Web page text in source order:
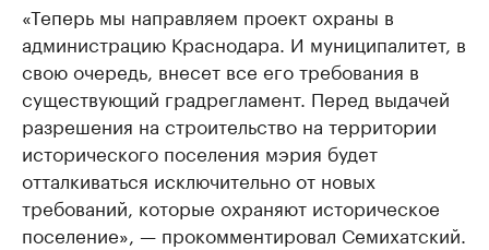
«Теперь мы направляем проект охраны в
администрацию Краснодара. И муниципалитет, в
свою очередь, внесет все его требования в
существующий градрегламент. Перед выдачей
разрешения на строительство на территории
исторического поселения мэрия будет
отталкиваться исключительно от новых
требований, которые охраняют историческое
поселение», — прокомментировал Семихатский.